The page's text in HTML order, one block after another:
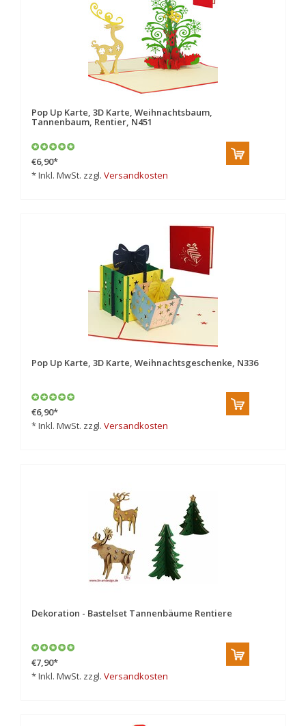
Pop Up Karte, 3D Karte, Weihnachtsbaum,
Tannenbaum, Rentier, N451
€6,90*
* Inkl. MwSt. zzgl. Versandkosten
Pop Up Karte, 3D Karte, Weihnachtsgeschenke, N336
€6,90*
* Inkl. MwSt. zzgl. Versandkosten
Dekoration - Bastelset Tannenbäume Rentiere
€7,90*
* Inkl. MwSt. zzgl. Versandkosten